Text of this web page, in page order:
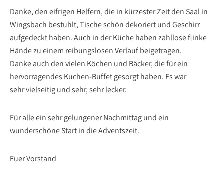
Danke, den eifrigen Helfern, die in kürzester Zeit den Saal in
Wingsbach bestuhlt, Tische schön dekoriert und Geschirr
aufgedeckt haben. Auch in der Küche haben zahllose flinke
Hände zu einem reibungslosen Verlauf beigetragen.
Danke auch den vielen Köchen und Bäcker, die für ein
hervorragendes Kuchen-Buffet gesorgt haben. Es war
sehr vielseitig und sehr, sehr lecker.
Für alle ein sehr gelungener Nachmittag und ein
wunderschöne Start in die Adventszeit.
Euer Vorstand